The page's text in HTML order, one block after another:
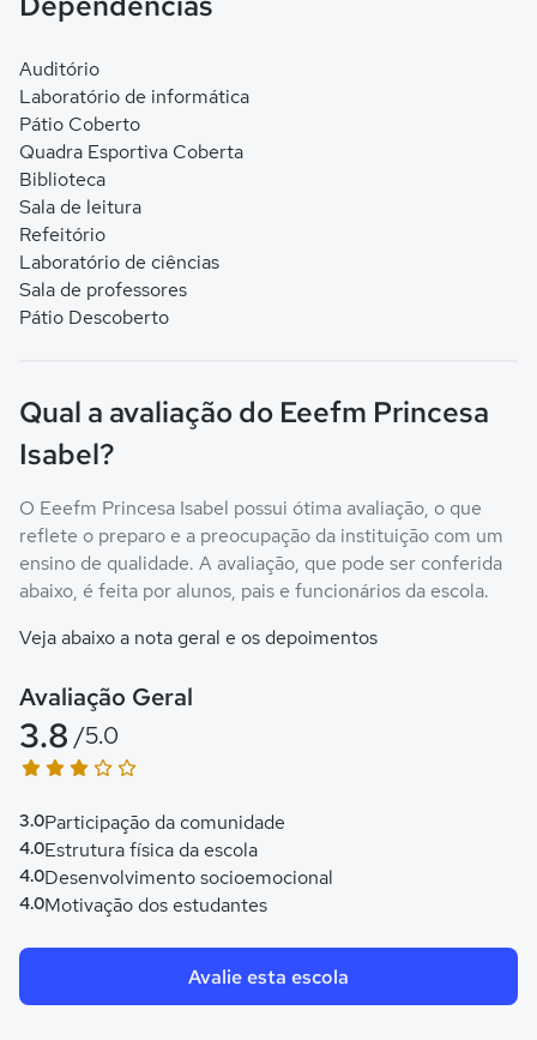
Auditório
Laboratório de informática
Pátio Coberto
Quadra Esportiva Coberta
Biblioteca
Sala de leitura
Refeitório
Laboratório de ciências
Sala de professores
Pátio Descoberto
Qual a avaliação do Eeefm Princesa
Isabel?
O Eeefm Princesa Isabel possui ótima avaliação, o que
reflete o preparo e a preocupação da instituição com um
ensino de qualidade. A avaliação, que pode ser conferida
abaixo, é feita por alunos, pais e funcionários da escola.
Veja abaixo a nota geral e os depoimentos
Avaliação Geral
3.8 /5.0
3.0Participação da comunidade
4.0Estrutura física da escola
4.0Desenvolvimento socioemocional
4.0Motivação dos estudantes
Avalie esta escola